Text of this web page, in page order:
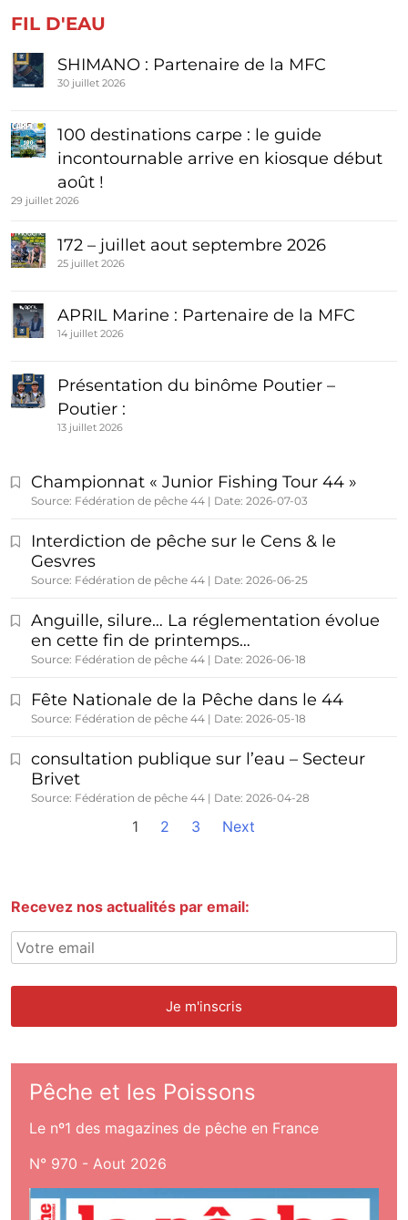
FIL D'EAU
SHIMANO : Partenaire de la MFC
30 juillet 2026
100 destinations carpe : le guide
incontournable arrive en kiosque début
août !
29 juillet 2026
172 – juillet aout septembre 2026
25 juillet 2026
APRIL Marine : Partenaire de la MFC
14 juillet 2026
Présentation du binôme Poutier –
Poutier :
13 juillet 2026
Championnat « Junior Fishing Tour 44 »
Source: Fédération de pêche 44 Date: 2026-07-03
Interdiction de pêche sur le Cens & le
Gesvres
Source: Fédération de pêche 44 Date: 2026-06-25
Anguille, silure… La réglementation évolue
en cette fin de printemps…
Source: Fédération de pêche 44 Date: 2026-06-18
Fête Nationale de la Pêche dans le 44
Source: Fédération de pêche 44 Date: 2026-05-18
consultation publique sur l’eau – Secteur
Brivet
Source: Fédération de pêche 44 Date: 2026-04-28
1 2 3 Next
Recevez nos actualités par email:
Pêche et les Poissons
Le nº1 des magazines de pêche en France
N° 970 - Aout 2026